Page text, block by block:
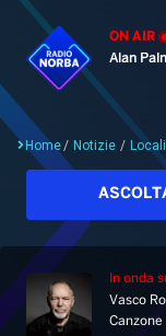
ON AIR
Home
Home/ Notizie / Locali
In onda
Vasco
Canzone